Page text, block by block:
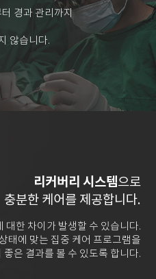
경과 관리까지
않습니다.
리커버리 시스템으로
충분한 케어를 제공합니다.
대한 차이가 발생할 수 있습니다.
태에 맞는 집중 케어 프로그램을
좋은 결과를 볼 수 있도록 합니다.